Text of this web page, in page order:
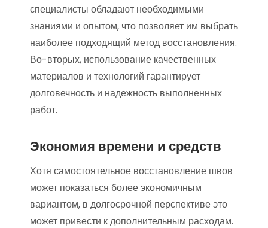
специалисты обладают необходимыми
знаниями и опытом, что позволяет им выбрать
наиболее подходящий метод восстановления.
Во-вторых, использование качественных
материалов и технологий гарантирует
долговечность и надежность выполненных
работ.
Экономия времени и средств
Хотя самостоятельное восстановление швов
может показаться более экономичным
вариантом, в долгосрочной перспективе это
может привести к дополнительным расходам.